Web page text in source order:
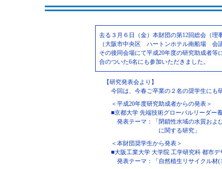
去る３月６日（金）本財団の第12回総会（理
（大阪市中央区 ハートンホテル南船場 会
その後同会場にて平成20年度の研究助成者
合のついた6名にも参加いただきました。
【研究発表会より】
今回は、今春ご卒業の２名の奨学生にも
＜平成20年度研究助成者からの発表＞
■京都大学 先端技術グローバルリーダ
発表テーマ：「閉鎖性水域の水質およ
に関する研究」
＜本財団奨学生から発表＞
■大阪工業大学 大学院 工学研究科 都市
発表テーマ：「自然植生リサイクル材